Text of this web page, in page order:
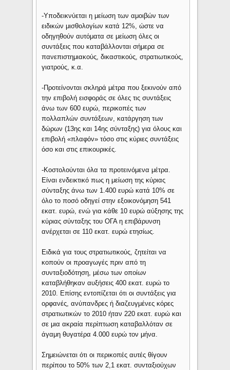
-Υποδεικνύεται η μείωση των αμοιβών των
ειδικών μισθολογίων κατά 12%, ώστε να
οδηγηθούν αυτόματα σε μείωση όλες οι
συντάξεις που καταβάλλονται σήμερα σε
πανεπιστημιακούς, δικαστικούς, στρατιωτικούς,
γιατρούς, κ.α.
-Προτείνονται σκληρά μέτρα που ξεκινούν από
την επιβολή εισφοράς σε όλες τις συντάξεις
άνω των 600 ευρώ, περικοπές των
πολλαπλών συντάξεων, κατάργηση των
δώρων (13ης και 14ης σύνταξης) για όλους και
επιβολή «πλαφόν» τόσο στις κύριες συντάξεις
όσο και στις επικουρικές.
-Κοστολούνται όλα τα προτεινόμενα μέτρα.
Είναι ενδεικτικό πως η μείωση της κύριας
σύνταξης άνω των 1.400 ευρώ κατά 10% σε
όλο το ποσό οδηγεί στην εξοικονόμηση 541
εκατ. ευρώ, ενώ για κάθε 10 ευρώ αύξησης της
κύριας σύνταξης του ΟΓΑ η επιβάρυνση
ανέρχεται σε 110 εκατ. ευρώ ετησίως.
Ειδικά για τους στρατιωτικούς, ζητείται να
κοπούν οι προαγωγές πριν από τη
συνταξιοδότηση, μέσω των οποίων
καταβλήθηκαν αυξήσεις 400 εκατ. ευρώ το
2010. Επίσης εντοπίζεται ότι οι συντάξεις για
ορφανές, ανύπανδρες ή διαζευγμένες κόρες
στρατιωτικών το 2010 ήταν 220 εκατ. ευρώ και
σε μια ακραία περίπτωση καταβαλλόταν σε
άγαμη θυγατέρα 4.000 ευρώ τον μήνα.
Σημειώνεται ότι οι περικοπές αυτές θίγουν
περίπου το 50% των 2,1 εκατ. συνταξιούχων